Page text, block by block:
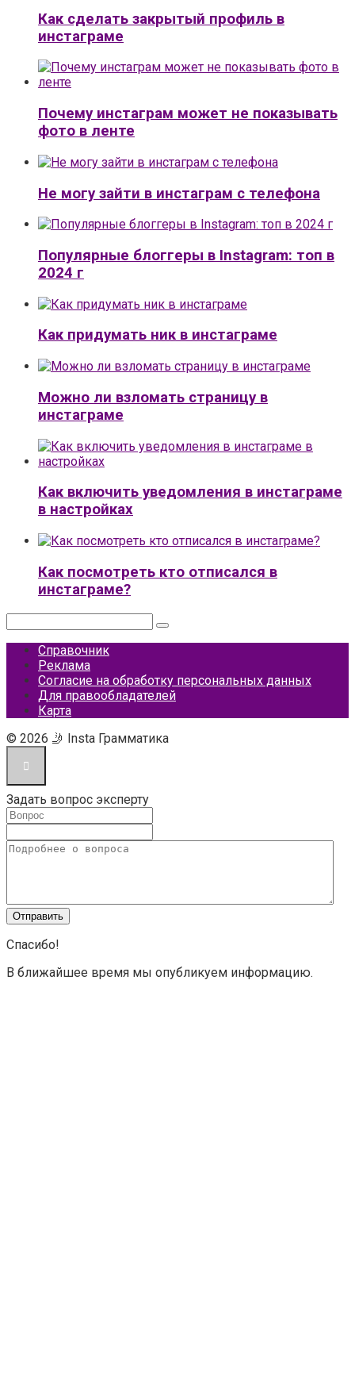
Как сделать закрытый профиль в
инстаграме
Почему инстаграм может не показывать
фото в ленте
Не могу зайти в инстаграм с телефона
Популярные блоггеры в Instagram: топ в
2024 г
Как придумать ник в инстаграме
Можно ли взломать страницу в
инстаграме
Как включить уведомления в инстаграме
в настройках
Как посмотреть кто отписался в
инстаграме?
Справочник
Реклама
Согласие на обработку персональных данных
Для правообладателей
Карта
© 2026 🤳 Insta Грамматика
Задать вопрос эксперту
Спасибо!
В ближайшее время мы опубликуем информацию.